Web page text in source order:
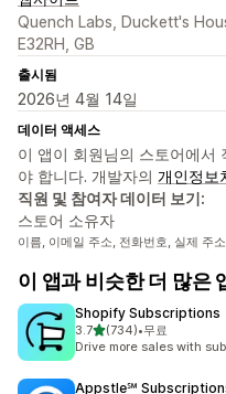
Quench Labs, Duckett's
E32RH, GB
출시됨
2026년 4월 14일
데이터 액세스
이 앱이 회원님의 스토어에서
야 합니다. 개발자의 개인정보
직원 및 참여자 데이터 보기:
스토어 소유자
이름, 이메일 주소, 전화번호, 실제 주소
이 앱과 비슷한 더 많은
Shopify Subscriptions
3.7별 5개 중
(734)
총 리뷰 734개
•무료
Drive more sales with
Appstle℠